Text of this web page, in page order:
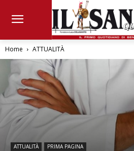
Home ATTUALITÀ
ATTUALITÀ PRIMA PAGINA